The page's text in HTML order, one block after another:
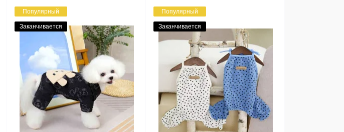
Популярный
Заканчивается
Популярный
Заканчивается